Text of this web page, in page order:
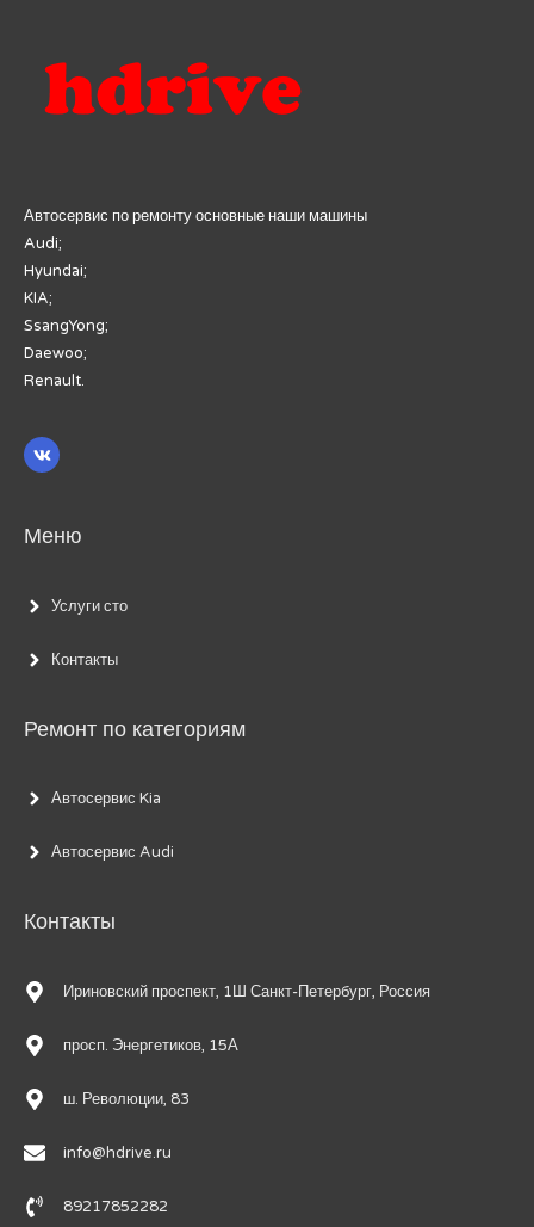
Автосервис по ремонту основные наши машины
Audi;
Hyundai;
KIA;
SsangYong;
Daewoo;
Renault.
Меню
Услуги сто
Контакты
Ремонт по категориям
Автосервис Kia
Автосервис Audi
Контакты
Ириновский проспект, 1Ш Санкт-Петербург, Россия
просп. Энергетиков, 15А
ш. Революции, 83
info@hdrive.ru
89217852282